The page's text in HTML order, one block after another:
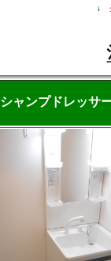
↓
シャンプドレッサ